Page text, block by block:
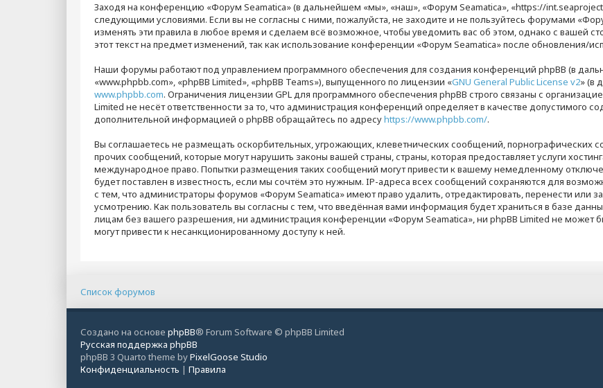
Заходя на конференцию «Форум Seamatica» (в дальнейшем «мы», «наш», «Форум Seamatica», «https://
следующими условиями. Если вы не согласны с ними, пожалуйста, не заходите и не пользуйтесь форумами
изменять эти правила в любое время и сделаем всё возможное, чтобы уведомить вас об этом, однако с вашей
этот текст на предмет изменений, так как использование конференции «Форум Seamatica» после обновления/
Наши форумы работают под управлением программного обеспечения для создания конференций phpBB (в
«www.phpbb.com», «phpBB Limited», «phpBB Teams»), выпущенного по лицензии «GNU General Public License v2» (в
www.phpbb.com. Ограничения лицензии GPL для программного обеспечения phpBB строго связаны с
Limited не несёт ответственности за то, что администрация конференций определяет в качестве допустимого
дополнительной информацией о phpBB обращайтесь по адресуhttps://www.phpbb.com/.
Вы соглашаетесь не размещать оскорбительных, угрожающих, клеветнических сообщений, порнографических
прочих сообщений, которые могут нарушить законы вашей страны, страны, которая предоставляет услуги
международное право. Попытки размещения таких сообщений могут привести к вашему немедленному
будет поставлен в известность, если мы сочтём это нужным. IP-адреса всех сообщений сохраняются для
с тем, что администраторы форумов «Форум Seamatica» имеют право удалить, отредактировать, перенести или
усмотрению. Как пользователь вы согласны с тем, что введённая вами информация будет храниться в базе
лицам без вашего разрешения, ни администрация конференции «Форум Seamatica», ни phpBB Limited не может
могут привести к несанкционированному доступу к ней.
Список форумов
Создано на основе phpBB® Forum Software © phpBB Limited
Русская поддержка phpBB
phpBB 3 Quarto theme byPixelGoose Studio
Конфиденциальность | Правила